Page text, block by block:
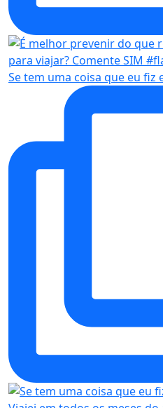
Se tem uma coisa que eu fiz